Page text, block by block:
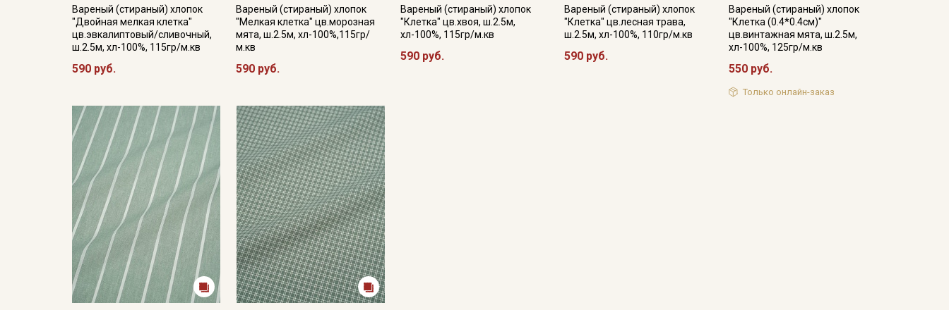
Вареный (стираный) хлопок
"Двойная мелкая клетка"
цв.эвкалиптовый/сливочный,
ш.2.5м, хл-100%, 115гр/м.кв
590 руб.
Вареный (стираный) хлопок
"Мелкая клетка" цв.морозная
мята, ш.2.5м, хл-100%,115гр/
м.кв
590 руб.
Вареный (стираный) хлопок
"Клетка" цв.хвоя, ш.2.5м,
хл-100%, 115гр/м.кв
590 руб.
Вареный (стираный) хлопок
"Клетка" цв.лесная трава,
ш.2.5м, хл-100%, 110гр/м.кв
590 руб.
Вареный (стираный) хлопок
"Клетка (0.4*0.4см)"
цв.винтажная мята, ш.2.5м,
хл-100%, 125гр/м.кв
550 руб.
Только онлайн-заказ